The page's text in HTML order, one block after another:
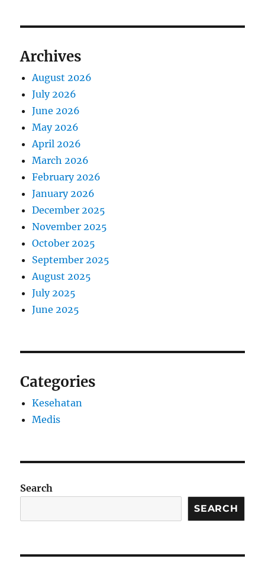
Archives
August 2026
July 2026
June 2026
May 2026
April 2026
March 2026
February 2026
January 2026
December 2025
November 2025
October 2025
September 2025
August 2025
July 2025
June 2025
Categories
Kesehatan
Medis
Search
SEARCH